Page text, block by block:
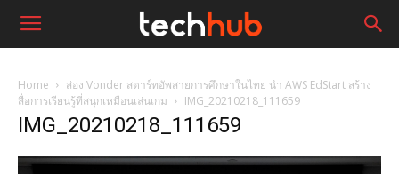
Home
ส่อง Vonder สตาร์ทอัพสายการศึกษาในไทย นำ AWS EdStart สร้าง
สื่อการเรียนรู้ที่สนุกเหมือนเล่นเกม
IMG_20210218_111659
IMG_20210218_111659